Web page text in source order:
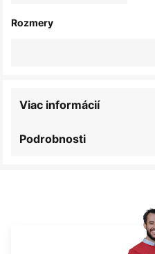
Rozmery
Podrobnosti
Viac informácií